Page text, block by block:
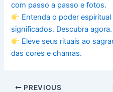
com passo a passo e fotos.
Entenda o poder
significados. Descubra agora.
Eleve seus rituais ao
das cores e chamas.
PREVIOUS